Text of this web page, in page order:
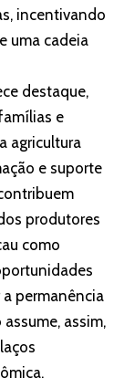
incentivando
uma cadeia
destaque,
e
agricultura
e suporte
produtores
como
permanência
assim,